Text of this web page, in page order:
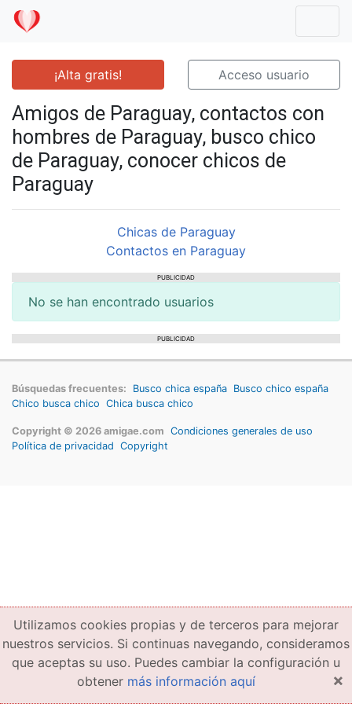
¡Alta gratis! Acceso usuario
Amigos de Paraguay, contactos con
hombres de Paraguay, busco chico
de Paraguay, conocer chicos de
Paraguay
Chicas de Paraguay
Contactos en Paraguay
PUBLICIDAD
No se han encontrado usuarios
PUBLICIDAD
Búsquedas frecuentes: Busco chica españa Busco chico españa
Chico busca chico Chica busca chico
Copyright © 2026 amigae.com Condiciones generales de uso
Política de privacidad Copyright
Utilizamos cookies propias y de terceros para mejorar
nuestros servicios. Si continuas navegando, consideramos
que aceptas su uso. Puedes cambiar la configuración u
obtener más información aquí ×